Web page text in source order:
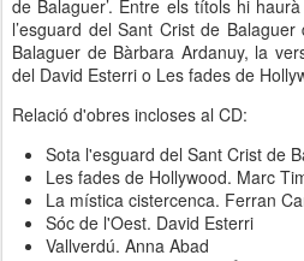
de Balaguer’. Entre els títols hi
l’esguard del Sant Crist de
Balaguer de Bàrbara Ardanuy, la
del David Esterri o Les fades de
Relació d'obres incloses al CD:
Sota l'esguard del Sant Crist de
Les fades de Hollywood. Marc
La mística cistercenca. Ferran
Sóc de l'Oest. David Esterri
Vallverdú. Anna Abad